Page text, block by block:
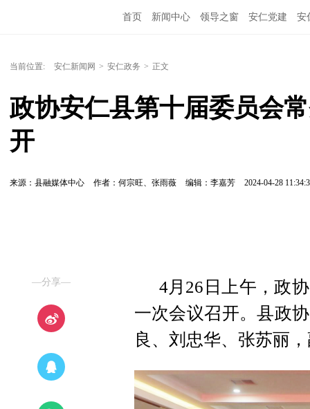
首页 新闻中心 领导之窗 安仁党建 安
当前位置: 安仁新闻网 > 安仁政务 > 正文
政协安仁县第十届委员会
开
来源：县融媒体中心 作者：何宗旺、张雨薇 编辑：李嘉芳 2024-04-28
—分享—
4月26日上午，政
一次会议召开。县政
良、刘忠华、张苏丽